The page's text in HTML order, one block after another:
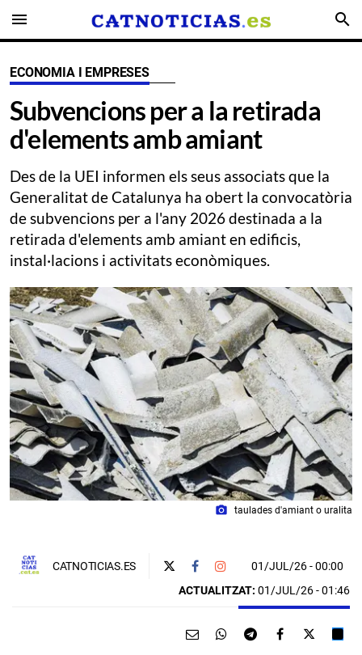
menu search
ECONOMIA I EMPRESES
Subvencions per a la retirada
d'elements amb amiant
Des de la UEI informen els seus associats que la
Generalitat de Catalunya ha obert la convocatòria
de subvencions per a l'any 2026 destinada a la
retirada d'elements amb amiant en edificis,
instal·lacions i activitats econòmiques.
photo_camera taulades d'amiant o uralita
CATNOTICIAS.ES 01/JUL/26- 00:00
ACTUALITZAT: 01/JUL/26 - 01:46